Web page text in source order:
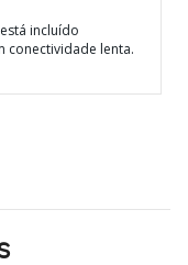
incluído
conectividade lenta.